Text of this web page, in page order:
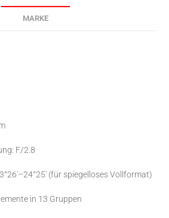
MARKE
F/2.8
(für spiegelloses Vollformat)
in 13 Gruppen